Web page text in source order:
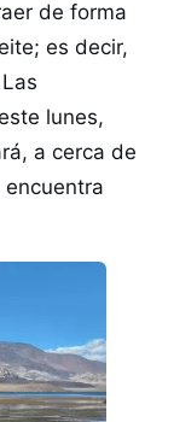
de forma
es decir,
lunes,
a cerca de